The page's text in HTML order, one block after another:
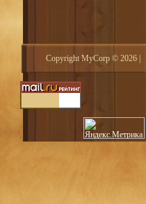
Copyright MyCorp © 2026